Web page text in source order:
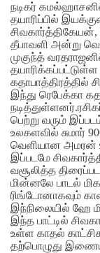
நடிகர்
தயாரிப்பில்
தீபாவளி அன்று
முகுந்த்
கதாபாத்திரத்தில்
இந்து ரெபேக்கா
பெற்று வரும்
உலகளவில் சுமார்
வெளியான அமரன்
இப்படமே
வசூலித்த
மின்னலே பாடல்
ரிங்டோனாகவும்
இந்நிலையில் ஹே
இந்த பாட்டில்
உள்ள காதல்
தற்பொழுது